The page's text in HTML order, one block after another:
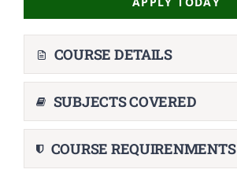
COURSE DETAILS
SUBJECTS COVERED
COURSE REQUIRENMENTS